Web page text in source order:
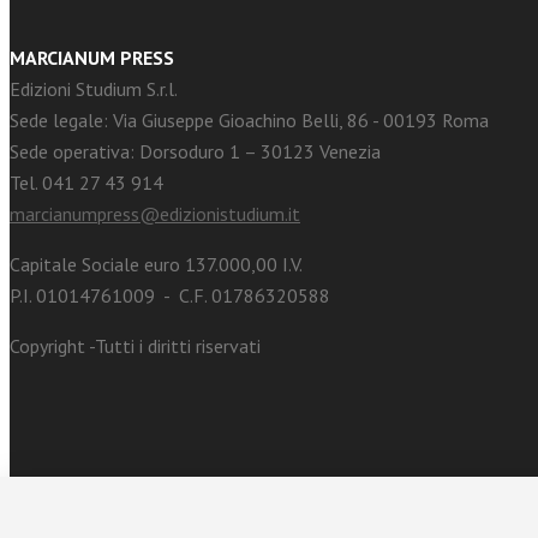
MARCIANUM PRESS
Edizioni Studium S.r.l.
Sede legale: Via Giuseppe Gioachino Belli, 86 - 00193 Roma
Sede operativa: Dorsoduro 1 – 30123 Venezia
Tel. 041 27 43 914
marcianumpress@edizionistudium.it
Capitale Sociale euro 137.000,00 I.V.
P.I. 01014761009 - C.F. 01786320588
Copyright -Tutti i diritti riservati